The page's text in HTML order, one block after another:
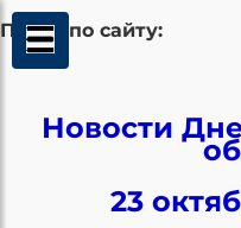
Поиск по сайту:
Новости
23